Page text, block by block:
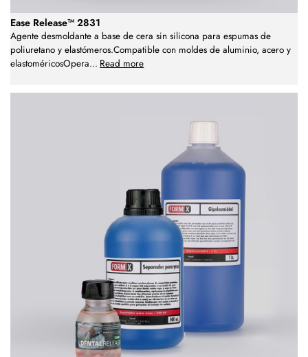
Ease Release™ 2831
Agente desmoldante a base de cera sin silicona para espumas de
poliuretano y elastómeros.Compatible con moldes de aluminio, acero y
elastoméricosOpera... Read more